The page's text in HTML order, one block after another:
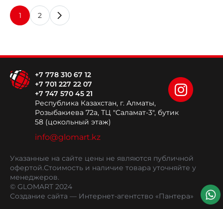
1 2
+7 778 310 67 12
+7 701 227 22 07
+7 747 570 45 21
Республика Казахстан, г. Алматы,
Розыбакиева 72а, ТЦ "Саламат-3", бутик
58 (цокольный этаж)
info@glomart.kz
Указанные на сайте цены не являются публичной
офертой.Стоимость и наличие товара уточняйте у
менеджеров.
© GLOMART 2024
Создание сайта — Интернет-агентство «Пантера»